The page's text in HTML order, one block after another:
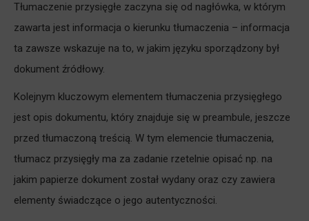
Tłumaczenie przysięgłe zaczyna się od nagłówka, w którym
zawarta jest informacja o kierunku tłumaczenia – informacja
ta zawsze wskazuje na to, w jakim języku sporządzony był
dokument źródłowy.
Kolejnym kluczowym elementem tłumaczenia przysięgłego
jest opis dokumentu, który znajduje się w preambule, jeszcze
przed tłumaczoną treścią. W tym elemencie tłumaczenia,
tłumacz przysięgły ma za zadanie rzetelnie opisać np. na
jakim papierze dokument został wydany oraz czy zawiera
elementy świadczące o jego autentyczności.